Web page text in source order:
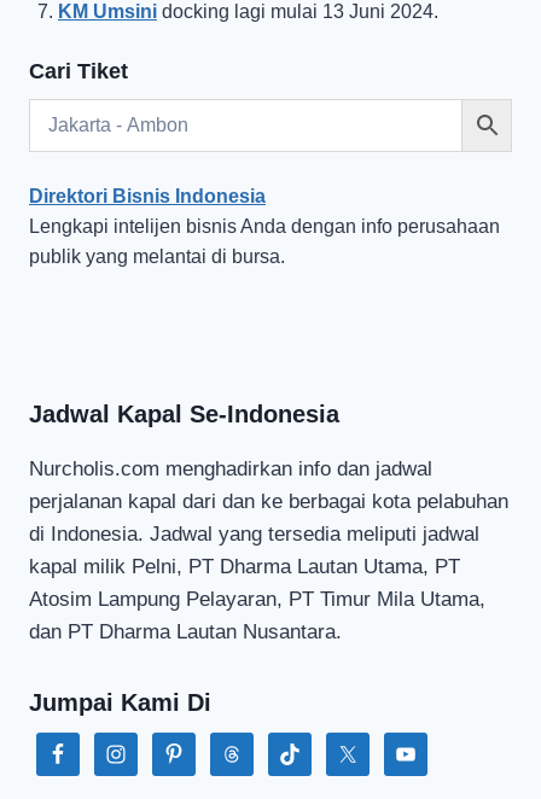
KM Umsini docking lagi mulai 13 Juni 2024.
Cari Tiket
Direktori Bisnis Indonesia
Lengkapi intelijen bisnis Anda dengan info perusahaan
publik yang melantai di bursa.
Jadwal Kapal Se-Indonesia
Nurcholis.com menghadirkan info dan jadwal
perjalanan kapal dari dan ke berbagai kota pelabuhan
di Indonesia. Jadwal yang tersedia meliputi jadwal
kapal milik Pelni, PT Dharma Lautan Utama, PT
Atosim Lampung Pelayaran, PT Timur Mila Utama,
dan PT Dharma Lautan Nusantara.
Jumpai Kami Di